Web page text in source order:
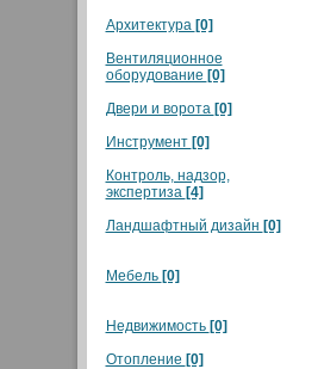
Архитектура [0]
Вентиляционное
оборудование [0]
Двери и ворота [0]
Инструмент [0]
Контроль, надзор,
экспертиза [4]
Ландшафтный дизайн [0]
Мебель [0]
Недвижимость [0]
Отопление [0]